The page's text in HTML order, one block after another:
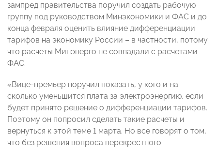
зампред правительства поручил создать рабочую
группу под руководством Минэкономики и ФАС и до
конца февраля оценить влияние дифференциации
тарифов на экономику России – в частности, потому
что расчеты Минэнерго не совпадали с расчетами
ФАС.
«Вице-премьер поручил показать, у кого и на
сколько уменьшится плата за электроэнергию, если
будет принято решение о дифференциации тарифов.
Поэтому он попросил сделать такие расчеты и
вернуться к этой теме 1 марта. Но все говорят о том,
что без решения вопроса перекрестного